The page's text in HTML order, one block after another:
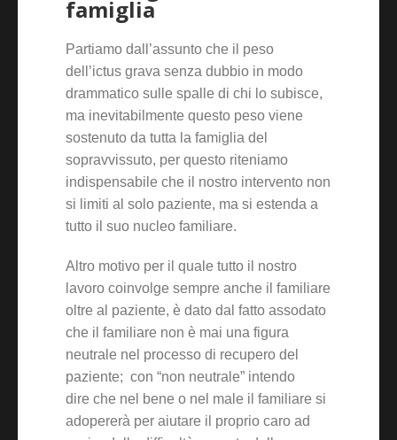
famiglia
Partiamo dall’assunto che il peso
dell’ictus grava senza dubbio in modo
drammatico sulle spalle di chi lo subisce,
ma inevitabilmente questo peso viene
sostenuto da tutta la famiglia del
sopravvissuto, per questo riteniamo
indispensabile che il nostro intervento non
si limiti al solo paziente, ma si estenda a
tutto il suo nucleo familiare.
Altro motivo per il quale tutto il nostro
lavoro coinvolge sempre anche il familiare
oltre al paziente, è dato dal fatto assodato
che il familiare non è mai una figura
neutrale nel processo di recupero del
paziente; con “non neutrale” intendo
dire che nel bene o nel male il familiare si
adopererà per aiutare il proprio caro ad